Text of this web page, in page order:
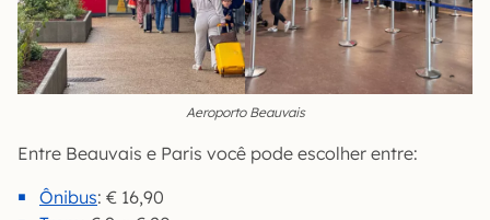
Aeroporto Beauvais
Entre Beauvais e Paris você pode escolher entre:
Ônibus: € 16,90